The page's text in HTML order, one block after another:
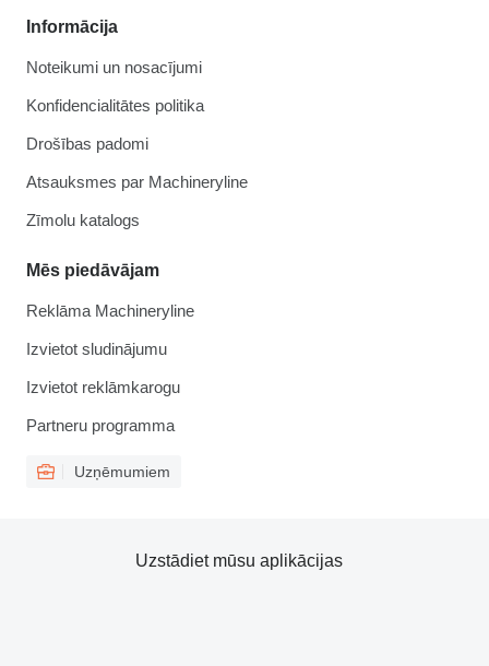
Informācija
Noteikumi un nosacījumi
Konfidencialitātes politika
Drošības padomi
Atsauksmes par Machineryline
Zīmolu katalogs
Mēs piedāvājam
Reklāma Machineryline
Izvietot sludinājumu
Izvietot reklāmkarogu
Partneru programma
Uzņēmumiem
Uzstādiet mūsu aplikācijas